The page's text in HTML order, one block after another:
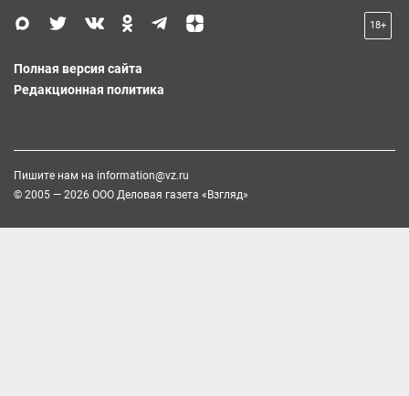
18+
Полная версия сайта
Редакционная политика
Пишите нам на information@vz.ru
© 2005 — 2026 ООО Деловая газета «Взгляд»